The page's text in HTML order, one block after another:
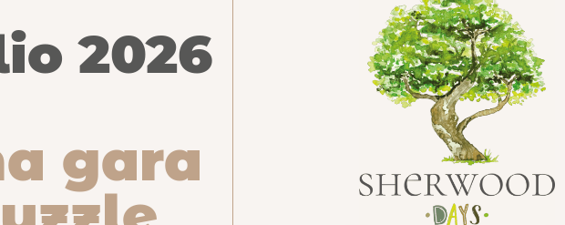
al Cliente l’intero importo già pagato, al netto degli eventuali costi supplementari di
giorni dal recesso, tramite procedura di storno dell’importo addebitato, utilizzando
salvo diverso accordo. In ogni caso, il Cliente non sosterrà alcun costo quale
se presenti) per la restituzione del bene che resteranno ad esclusivo carico del
il ritiro del reso agevolato, il cui costo di spedizione verrà addebitato direttamente in
di eventuali spese doganali, per la restituzione del bene. Sherwood Store Srls potrà
al momento in cui il Cliente dimostri di aver correttamente rispedito il prodotto, se
nei casi in cui Sherwood Store Srls accerti che:
2026
gara